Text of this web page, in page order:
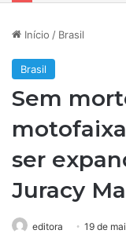
Início / Brasil
Brasil
Sem
ser
Juracy
editora 19 de